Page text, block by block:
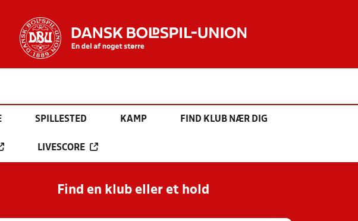
SPILLESTED KAMP FIND KLUB NÆR DIG
LIVESCORE
Find en klub eller et hold